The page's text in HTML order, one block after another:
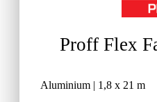
Proff Flex
Aluminium | 1,8 x 21 m